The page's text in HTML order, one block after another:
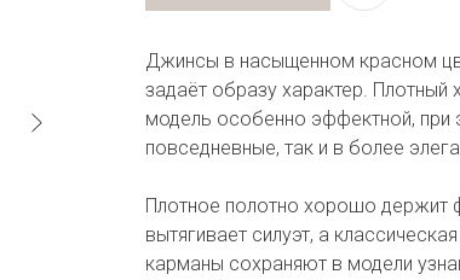
Джинсы в насыщенном красном
задаёт образу характер. Плотный
модель особенно эффектной, при
повседневные, так и в более
Плотное полотно хорошо держит
вытягивает силуэт, а
карманы сохраняют в модели